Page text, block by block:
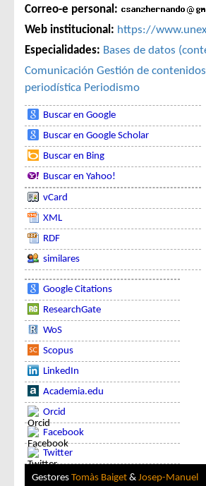
Correo-e personal:
Web institucional: https://
Especialidades: Bases de datos
Comunicación Gestión de contenidos
periodística Periodismo
Buscar en Google
Buscar en Google Scholar
Buscar en Bing
Buscar en Yahoo!
vCard
XML
RDF
similares
Google Citations
ResearchGate
WoS
Scopus
LinkedIn
Academia.edu
Orcid
Facebook
Twitter
Gestores Tomàs Baiget & Josep-Manuel